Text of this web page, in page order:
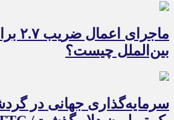
بین‌الملل چیست؟
سرمایه‌گذاری جهانی در